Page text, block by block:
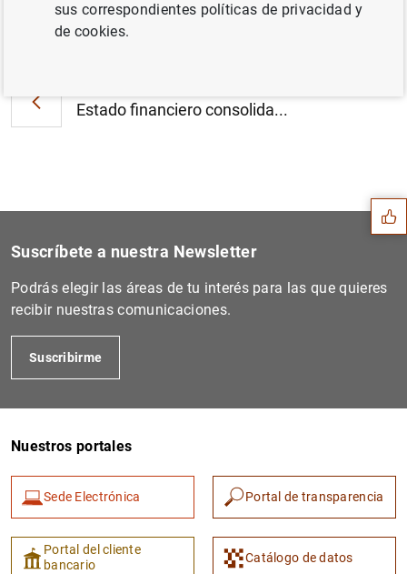
Estado financiero consolida...
Siguiente
Estadísticas de fondos de i...
Sugerencias
1 2
Suscríbete a nuestra Newsletter
Podrás elegir las áreas de tu interés para las que quieres
recibir nuestras comunicaciones.
Suscribirme
Nuestros portales
Sede Electrónica Portal de transparencia
Portal del cliente
bancario
Catálogo de datos
sus correspondientes políticas de privacidad y
de cookies.